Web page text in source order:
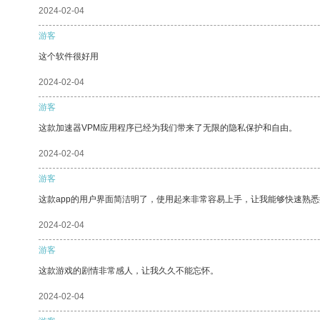
2024-02-04
游客
这个软件很好用
2024-02-04
游客
这款加速器VPM应用程序已经为我们带来了无限的隐私保护和自由。
2024-02-04
游客
这款app的用户界面简洁明了，使用起来非常容易上手，让我能够快速熟
2024-02-04
游客
这款游戏的剧情非常感人，让我久久不能忘怀。
2024-02-04